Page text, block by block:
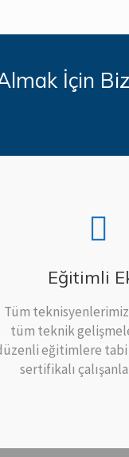
İçin
Eğitimli
Tüm
tüm teknik
eğitimlere
sertifikalı